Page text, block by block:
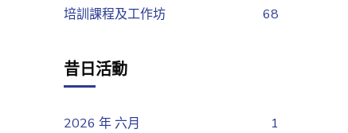
培訓課程及工作坊
68
昔日活動
2026 年 六月
1